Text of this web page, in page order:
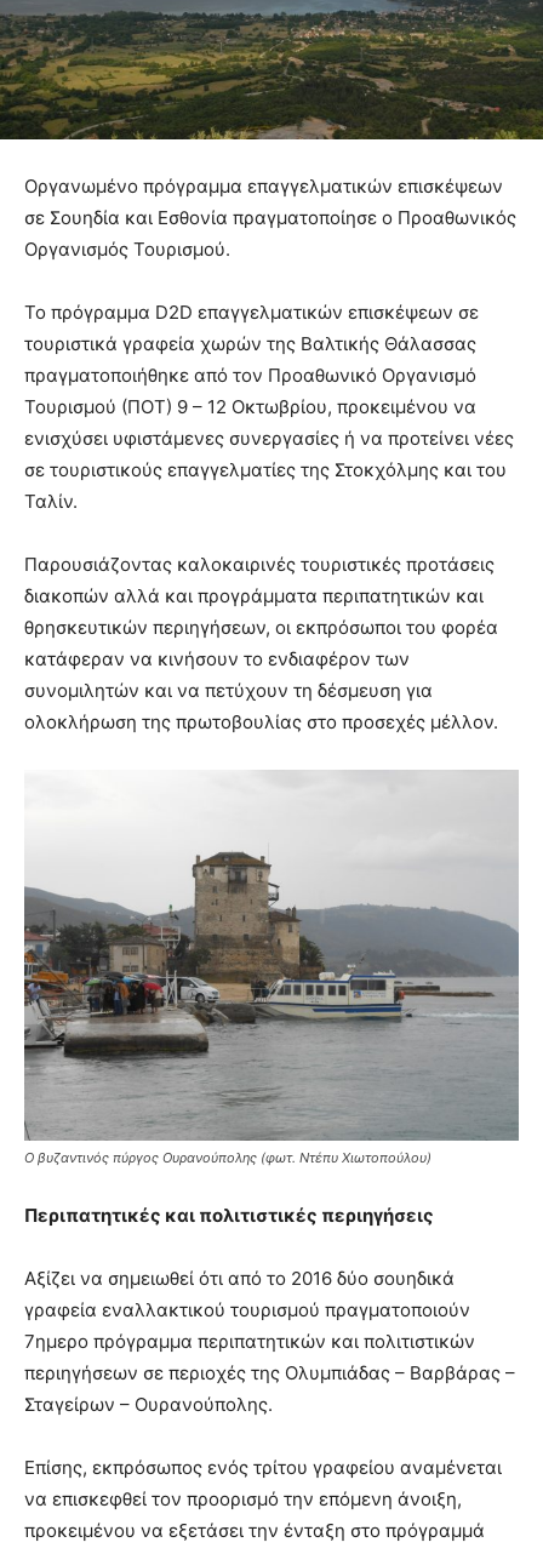
Οργανωμένο πρόγραμμα επαγγελματικών επισκέψεων
σε Σουηδία και Εσθονία πραγματοποίησε ο Προαθωνικός
Οργανισμός Τουρισμού.
Το πρόγραμμα D2D επαγγελματικών επισκέψεων σε
τουριστικά γραφεία χωρών της Βαλτικής Θάλασσας
πραγματοποιήθηκε από τον Προαθωνικό Οργανισμό
Τουρισμού (ΠΟΤ) 9 – 12 Οκτωβρίου, προκειμένου να
ενισχύσει υφιστάμενες συνεργασίες ή να προτείνει νέες
σε τουριστικούς επαγγελματίες της Στοκχόλμης και του
Ταλίν.
Παρουσιάζοντας καλοκαιρινές τουριστικές προτάσεις
διακοπών αλλά και προγράμματα περιπατητικών και
θρησκευτικών περιηγήσεων, οι εκπρόσωποι του φορέα
κατάφεραν να κινήσουν το ενδιαφέρον των
συνομιλητών και να πετύχουν τη δέσμευση για
ολοκλήρωση της πρωτοβουλίας στο προσεχές μέλλον.
Ο βυζαντινός πύργος Ουρανούπολης (φωτ. Ντέπυ Χιωτοπούλου)
Περιπατητικές και πολιτιστικές περιηγήσεις
Αξίζει να σημειωθεί ότι από το 2016 δύο σουηδικά
γραφεία εναλλακτικού τουρισμού πραγματοποιούν
7ημερο πρόγραμμα περιπατητικών και πολιτιστικών
περιηγήσεων σε περιοχές της Ολυμπιάδας – Βαρβάρας –
Σταγείρων – Ουρανούπολης.
Επίσης, εκπρόσωπος ενός τρίτου γραφείου αναμένεται
να επισκεφθεί τον προορισμό την επόμενη άνοιξη,
προκειμένου να εξετάσει την ένταξη στο πρόγραμμά